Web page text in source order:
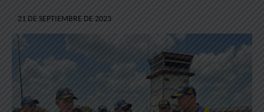
21 DE SEPTIEMBRE DE 2023